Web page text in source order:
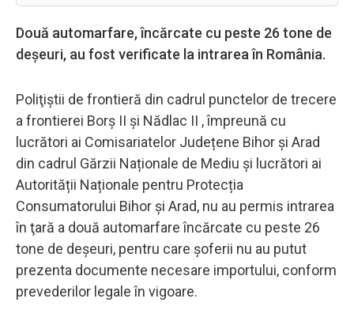
Două automarfare, încărcate cu peste 26 tone de
deșeuri, au fost verificate la intrarea în România.
Poliţiştii de frontieră din cadrul punctelor de trecere
a frontierei Borș II și Nădlac II , împreună cu
lucrători ai Comisariatelor Județene Bihor și Arad
din cadrul Gărzii Naționale de Mediu și lucrători ai
Autorității Naționale pentru Protecția
Consumatorului Bihor și Arad, nu au permis intrarea
în ţară a două automarfare încărcate cu peste 26
tone de deșeuri, pentru care șoferii nu au putut
prezenta documente necesare importului, conform
prevederilor legale în vigoare.